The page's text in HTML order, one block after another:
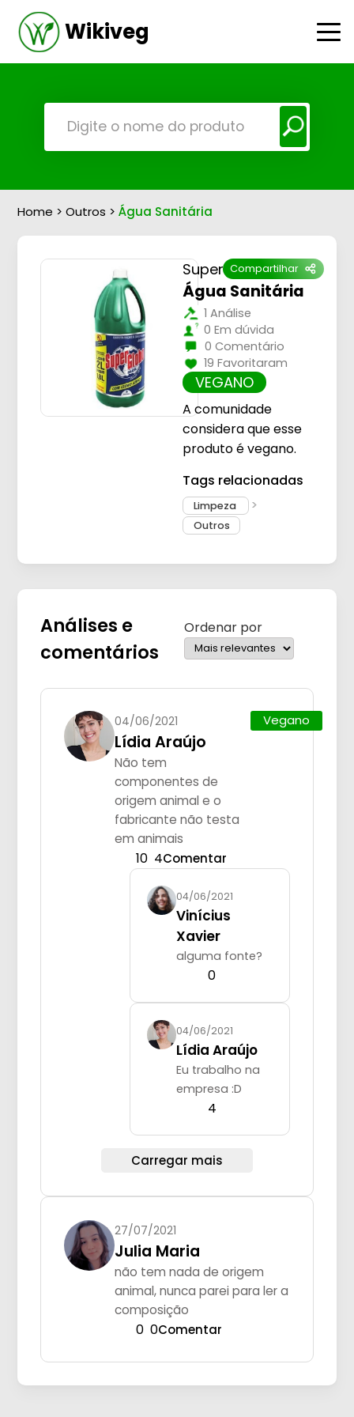
Wikiveg
Home >Outros >Água Sanitária
Compartilhar
Super Globo
Água Sanitária
1 Análise
0 Em dúvida
0 Comentário
19 Favoritaram
VEGANO
A comunidade
considera que esse
produto é vegano.
Tags relacionadas
Limpeza
Outros
Análises e
comentários
Ordenar por
04/06/2021
Lídia Araújo
Não tem
componentes de
origem animal e o
fabricante não testa
em animais
Vegano
10 4Comentar
04/06/2021
Vinícius
Xavier
alguma fonte?
0
04/06/2021
Lídia Araújo
Eu trabalho na
empresa :D
4
Carregar mais
27/07/2021
Julia Maria
não tem nada de origem
animal, nunca parei para ler a
composição
0 0Comentar